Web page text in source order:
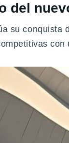
del
su conquista
con